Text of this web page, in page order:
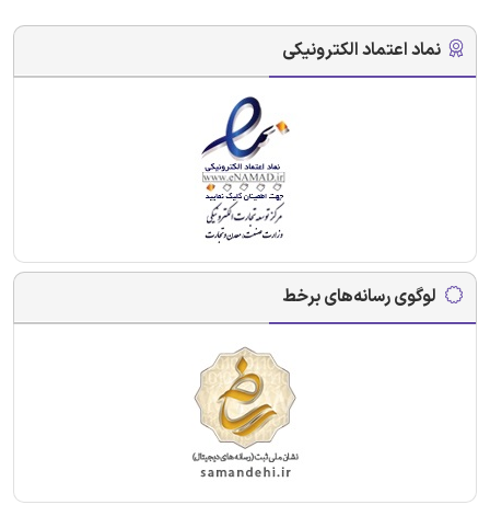
نماد اعتماد الکترونیکی
لوگوی رسانه‌های برخط